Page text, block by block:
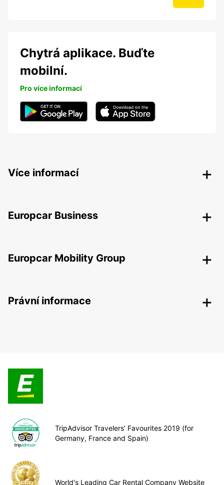
Chytrá aplikace. Buďte
mobilní.
Pro více informací
Více informací
Europcar Business
Europcar Mobility Group
Právní informace
TripAdvisor Travelers’ Favourites 2019 (for
Germany, France and Spain)
World's Leading Car Rental Company Website